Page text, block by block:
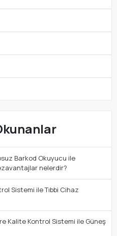
Barkod Okuyucu ile
nelerdir?
Sistemi ile Tıbbi Cihaz
Kalite Kontrol Sistemi ile Güneş